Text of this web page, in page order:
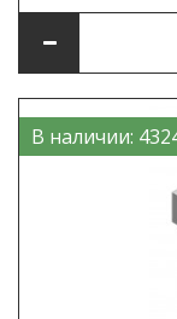
В наличии: